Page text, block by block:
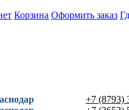
Корзина Оформить заказ
+7 (8793)